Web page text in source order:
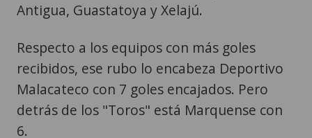
Antigua, Guastatoya y Xelajú.
Respecto a los equipos con más goles
recibidos, ese rubo lo encabeza Deportivo
Malacateco con 7 goles encajados. Pero
detrás de los "Toros" está Marquense con
6.